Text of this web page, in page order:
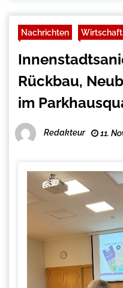
Nachrichten
Rückbau,
im
Redakteur 11.